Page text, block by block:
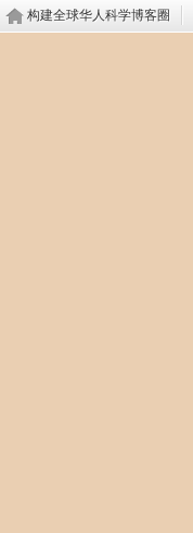
构建全球华人科学博客圈